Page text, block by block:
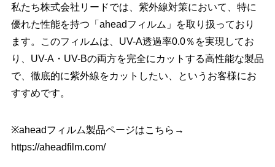
私たち株式会社リードでは、紫外線対策において、特に
優れた性能を持つ「aheadフィルム」を取り扱っており
ます。このフィルムは、UV-A透過率0.0％を実現してお
り、UV-A・UV-Bの両方を完全にカットする高性能な製品
で、徹底的に紫外線をカットしたい、というお客様にお
すすめです。
※aheadフィルム製品ページはこちら→
https://aheadfilm.com/